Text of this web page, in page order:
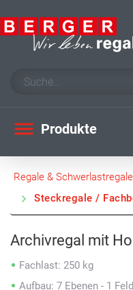
Produkte
Regale & Schwerlastregale
Steckregale /
Archivregal mit
Fachlast: 250 kg
Aufbau: 7 Ebenen - 1 Feld